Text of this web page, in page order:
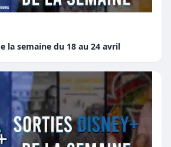
la semaine du 18 au 24 avril